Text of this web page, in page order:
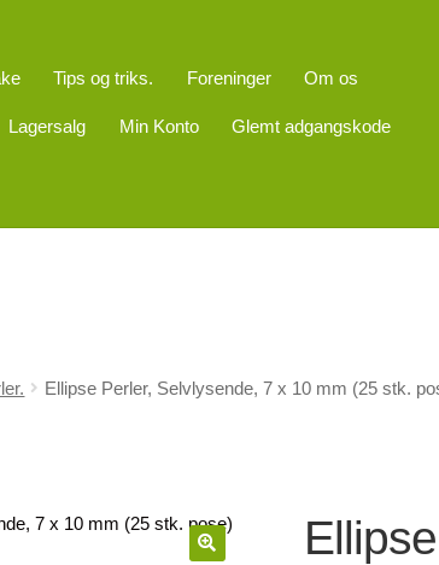
Tips og triks. Foreninger Om os
Lagersalg Min Konto Glemt adgangskode
Ellipse Perler, Selvlysende, 7 x 10 mm (25 stk.